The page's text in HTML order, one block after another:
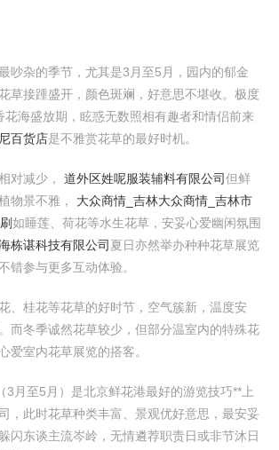
吵杂的季节，尤其是3月至5月，园内的郁金
草接踵盛开，颜色斑斓，好意思不堪收。极度
花海盛放期，眩惑无数照相有趣者和情侣前来
百货店是不雅赏花草的最好时机。
对减少， 道外区姓呢服装辅料有限公司但鲜
物景不雅， 大众商情_吉林大众商情_吉林市
如睡莲、荷花等水生花草，安妥心爱幽闲氛围
海栋谌科技有限公司 夏日亦然举办种种花草展览
错参与更多互动体验。
、桂花等花草的好时节，空气簇新，温度安
而冬季诚然花草较少，但部分温室内的特殊花
爱室内花草展览的搭客。
3月至5月）是北京鲜花港最好的游览技巧**上
，此时花草种类丰富、景观优好意思，最安妥
闪东谈主流岑岭，无情遴荐职责日或非节沐日